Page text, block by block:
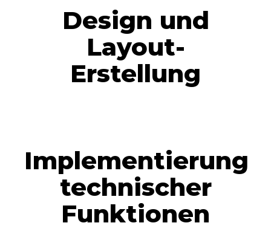
Design und
Layout-
Erstellung
Implementierung
technischer
Funktionen